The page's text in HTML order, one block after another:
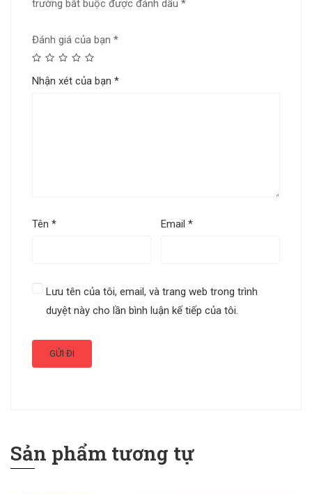
trường bắt buộc được đánh dấu *
Đánh giá của bạn *
Nhận xét của bạn *
Tên * Email*
Lưu tên của tôi, email, và trang web trong trình
duyệt này cho lần bình luận kế tiếp của tôi.
Sản phẩm tương tự